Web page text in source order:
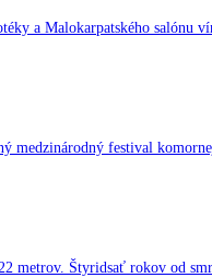
a Malokarpatského salónu
medzinárodný festival
metrov. Štyridsať rokov od